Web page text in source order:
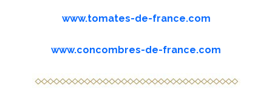
www.tomates-de-france.com
www.concombres-de-france.com